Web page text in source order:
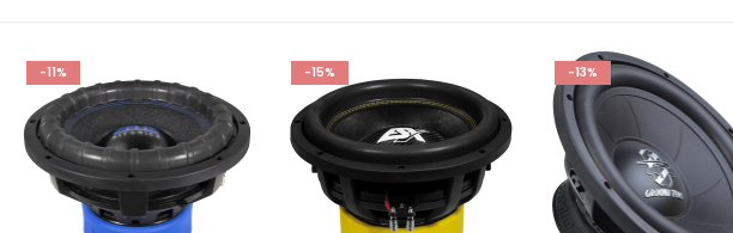
-11% -15% -13%